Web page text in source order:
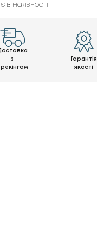
в наявності
з
Гарантія
якості